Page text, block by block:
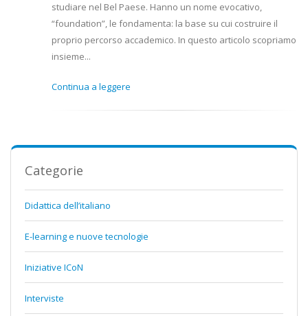
studiare nel Bel Paese. Hanno un nome evocativo,
“foundation”, le fondamenta: la base su cui costruire il
proprio percorso accademico. In questo articolo scopriamo
insieme...
Continua a leggere
Categorie
Didattica dell’italiano
E-learning e nuove tecnologie
Iniziative ICoN
Interviste